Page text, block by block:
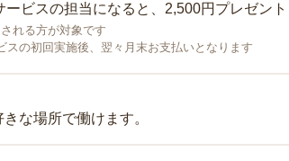
ビスの担当になると、2,500円プレゼント
れる方が対象です
スの初回実施後、翌々月末お支払いとなります
な場所で働けます。